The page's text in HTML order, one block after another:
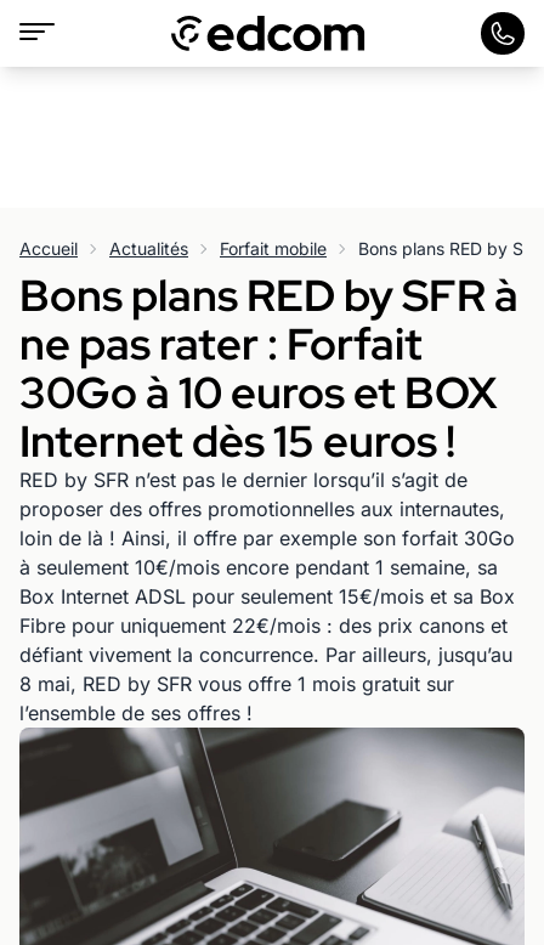
Accueil Actualités Forfait mobile
Bons plans RED by SFR à
ne pas rater : Forfait
30Go à 10 euros et BOX
Internet dès 15 euros !
RED by SFR n’est pas le dernier lorsqu’il s’agit de
proposer des offres promotionnelles aux internautes,
loin de là ! Ainsi, il offre par exemple son forfait 30Go
à seulement 10€/mois encore pendant 1 semaine, sa
Box Internet ADSL pour seulement 15€/mois et sa Box
Fibre pour uniquement 22€/mois : des prix canons et
défiant vivement la concurrence. Par ailleurs, jusqu’au
8 mai, RED by SFR vous offre 1 mois gratuit sur
l’ensemble de ses offres !